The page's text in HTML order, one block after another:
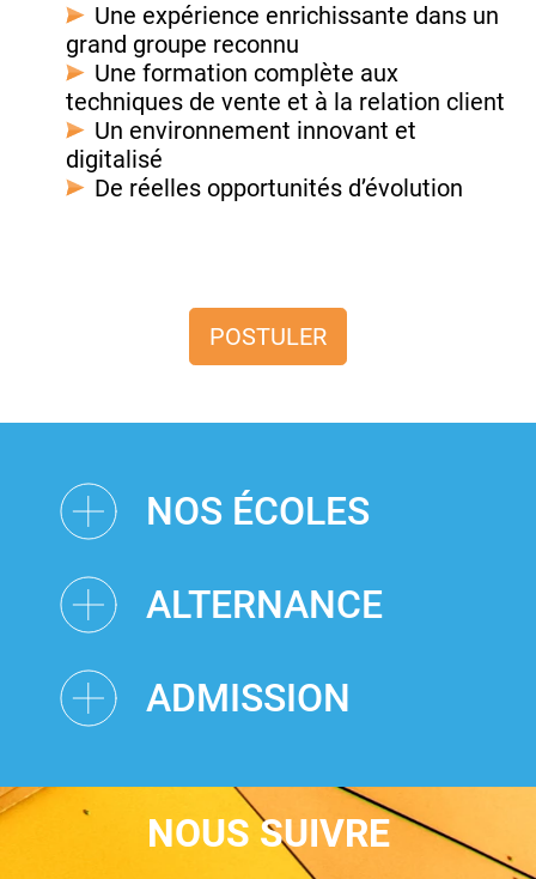
Une expérience enrichissante dans un
grand groupe reconnu
Une formation complète aux
techniques de vente et à la relation client
Un environnement innovant et
digitalisé
De réelles opportunités d’évolution
POSTULER
NOS ÉCOLES
ALTERNANCE
ADMISSION
NOUS SUIVRE